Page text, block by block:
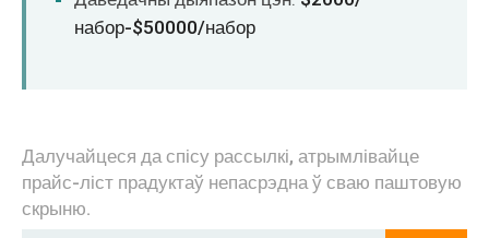
набор-$50000/набор
Далучайцеся да спісу рассылкі, атрымлівайце
прайс-ліст прадуктаў непасрэдна ў сваю паштовую
скрыню.